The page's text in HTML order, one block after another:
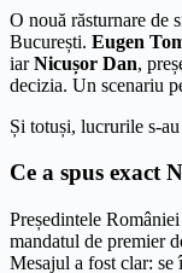
O nouă răsturnare de
București. Eugen
iarNicușor Dan,
decizia. Un scenariu
Și totuși, lucrurile s-
Ce a spus exact
Președintele
mandatul de premier
Mesajul a fost clar: se